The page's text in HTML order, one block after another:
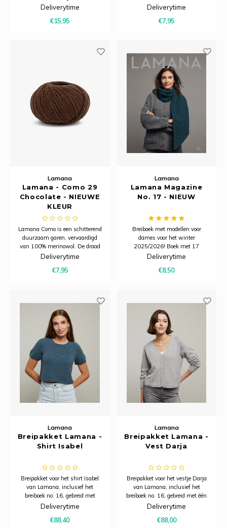
samengesteld uit super kid
sterk en duurzaam is.
Deliverytime
€15,95
heeft een subtiele structuur en
Deliverytime
€7,95
Lamana
Lamana - Como 29
Chocolate - NIEUWE
KLEUR
Lamana Como is een schitterend
duurzaam garen, vervaardigd
van 100% merinowol. De draad
heeft een subtiele structuur en
Deliverytime
€7,95
Lamana
Lamana Magazine
No. 17 - NIEUW
Breiboek met modellen voor
dames voor het winter
2025/2026! Boek met 17
patronen waarin o.a. de nieuwe
Como Cashmere worden
Deliverytime
€8,50
Lamana
Breipakket Lamana -
Shirt Isabel
Breipakket voor het shirt Isabel
van Lamana, inclusief het
breiboek no. 16, gebreid met
dubbele draad in één kleur
Deliverytime
€88,40
Lamana
Breipakket Lamana -
Vest Darja
Breipakket voor het vestje Darja
van Lamana, inclusief het
breiboek no. 16, gebreid met één
kleur Como.
Deliverytime
€88,00